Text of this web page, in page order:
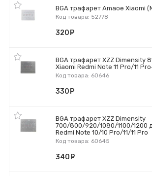
BGA трафарет Amaoe Xiaomi
Код товара: 52778
320
BGA трафарет XZZ Dimensity
Xiaomi Redmi Note 11 Pro/11
Код товара: 60646
330
BGA трафарет XZZ Dimensity
700/800/920/1080/1100/1200
Redmi Note 10/10 Pro/11/11 Pro
Код товара: 60645
340